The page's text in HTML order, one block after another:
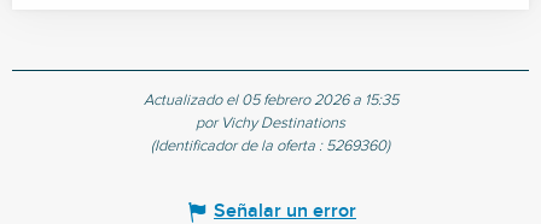
Actualizado el 05 febrero 2026 a 15:35
por Vichy Destinations
(Identificador de la oferta : 5269360)
Señalar un error